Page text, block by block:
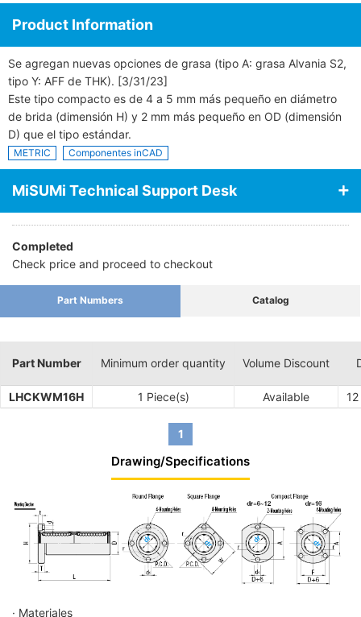
Product Information
Se agregan nuevas opciones de grasa (tipo A: grasa Alvania S2,
tipo Y: AFF de THK). [3/31/23]
Este tipo compacto es de 4 a 5 mm más pequeño en diámetro
de brida (dimensión H) y 2 mm más pequeño en OD (dimensión
D) que el tipo estándar.
METRIC Componentes inCAD
MiSUMi Technical Support Desk
Completed
Check price and proceed to checkout
Part Numbers Catalog
Part Number Minimum order quantity Volume Discount
LHCKWM16H 1 Piece(s) Available 12
1
Drawing/Specifications
· Materiales